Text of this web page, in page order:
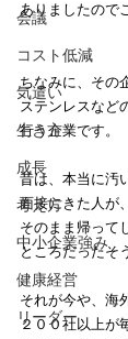
会議
コスト低減
気遣い
生き方
成長
考え方
中小企業強み
健康経営
リーダー
ありましたので
ちなみに、その
ステンレスなど
行う企業です。
昔は、本当に汚
面接にきた人が
そのまま帰って
ところだったそ
それが今や、海
２００社以上が